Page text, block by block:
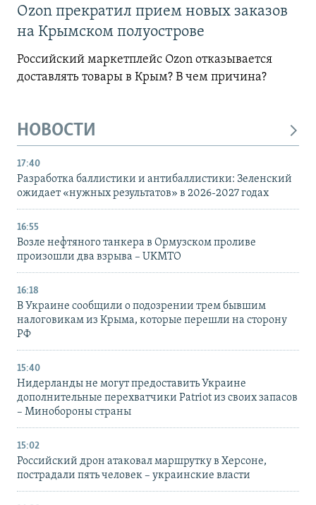
Ozon прекратил прием новых заказов
на Крымском полуострове
Российский маркетплейс Ozon отказывается
доставлять товары в Крым? В чем причина?
НОВОСТИ
17:40
Разработка баллистики и антибаллистики: Зеленский
ожидает «нужных результатов» в 2026-2027 годах
16:55
Возле нефтяного танкера в Ормузском проливе
произошли два взрыва – UKMTO
16:18
В Украине сообщили о подозрении трем бывшим
налоговикам из Крыма, которые перешли на сторону
РФ
15:40
Нидерланды не могут предоставить Украине
дополнительные перехватчики Patriot из своих запасов
– Минобороны страны
15:02
Российский дрон атаковал маршрутку в Херсоне,
пострадали пять человек – украинские власти